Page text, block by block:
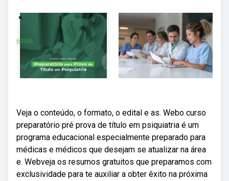
Veja o conteúdo, o formato, o edital e as. Webo curso
preparatório pré prova de título em psiquiatria é um
programa educacional especialmente preparado para
médicas e médicos que desejam se atualizar na área
e. Webveja os resumos gratuitos que preparamos com
exclusividade para te auxiliar a obter êxito na próxima